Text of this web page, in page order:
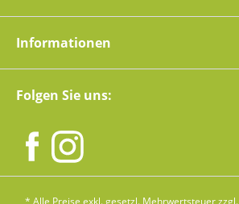
Informationen
Folgen Sie uns: